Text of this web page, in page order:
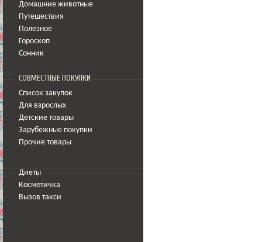
Домашние животные
Путешествия
Полезное
Гороскоп
Сонник
СОВМЕСТНЫЕ ПОКУПКИ
Список закупок
Для взрослых
Детские товары
Зарубежные покупки
Прочие товары
Диеты
Косметичка
Вызов такси